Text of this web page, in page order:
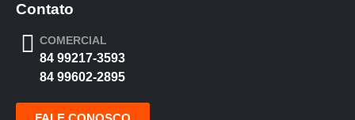
Contato
COMERCIAL
84 99217-3593
84 99602-2895